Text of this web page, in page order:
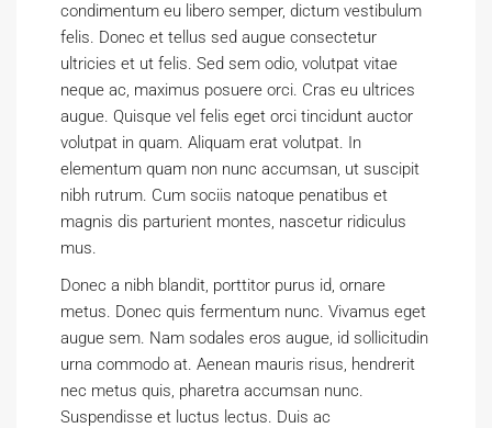
condimentum eu libero semper, dictum vestibulum
felis. Donec et tellus sed augue consectetur
ultricies et ut felis. Sed sem odio, volutpat vitae
neque ac, maximus posuere orci. Cras eu ultrices
augue. Quisque vel felis eget orci tincidunt auctor
volutpat in quam. Aliquam erat volutpat. In
elementum quam non nunc accumsan, ut suscipit
nibh rutrum. Cum sociis natoque penatibus et
magnis dis parturient montes, nascetur ridiculus
mus.
Donec a nibh blandit, porttitor purus id, ornare
metus. Donec quis fermentum nunc. Vivamus eget
augue sem. Nam sodales eros augue, id sollicitudin
urna commodo at. Aenean mauris risus, hendrerit
nec metus quis, pharetra accumsan nunc.
Suspendisse et luctus lectus. Duis ac